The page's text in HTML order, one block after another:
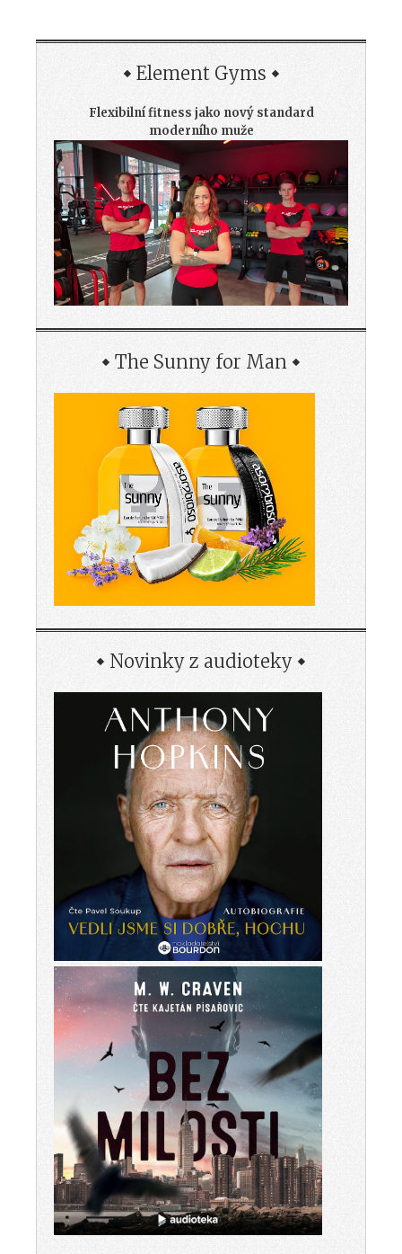
Element Gyms
Flexibilní fitness jako nový standard
moderního muže
The Sunny for Man
Novinky z audioteky